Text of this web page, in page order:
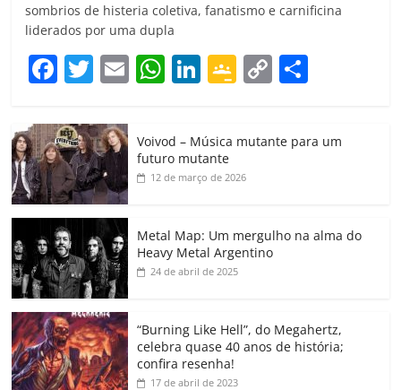
sombrios de histeria coletiva, fanatismo e carnificina
liderados por uma dupla
F
c
e
b
o
o
k
T
itt
er
E
ai
W
at
s
A
p
Li
k
e
dI
G
gl
e
a
ss
o
m
C
y
k
p
h
Voivod – Música mutante para um
futuro mutante
12 de março de 2026
Metal Map: Um mergulho na alma do
Heavy Metal Argentino
24 de abril de 2025
“Burning Like Hell”, do Megahertz,
celebra quase 40 anos de história;
confira resenha!
17 de abril de 2023